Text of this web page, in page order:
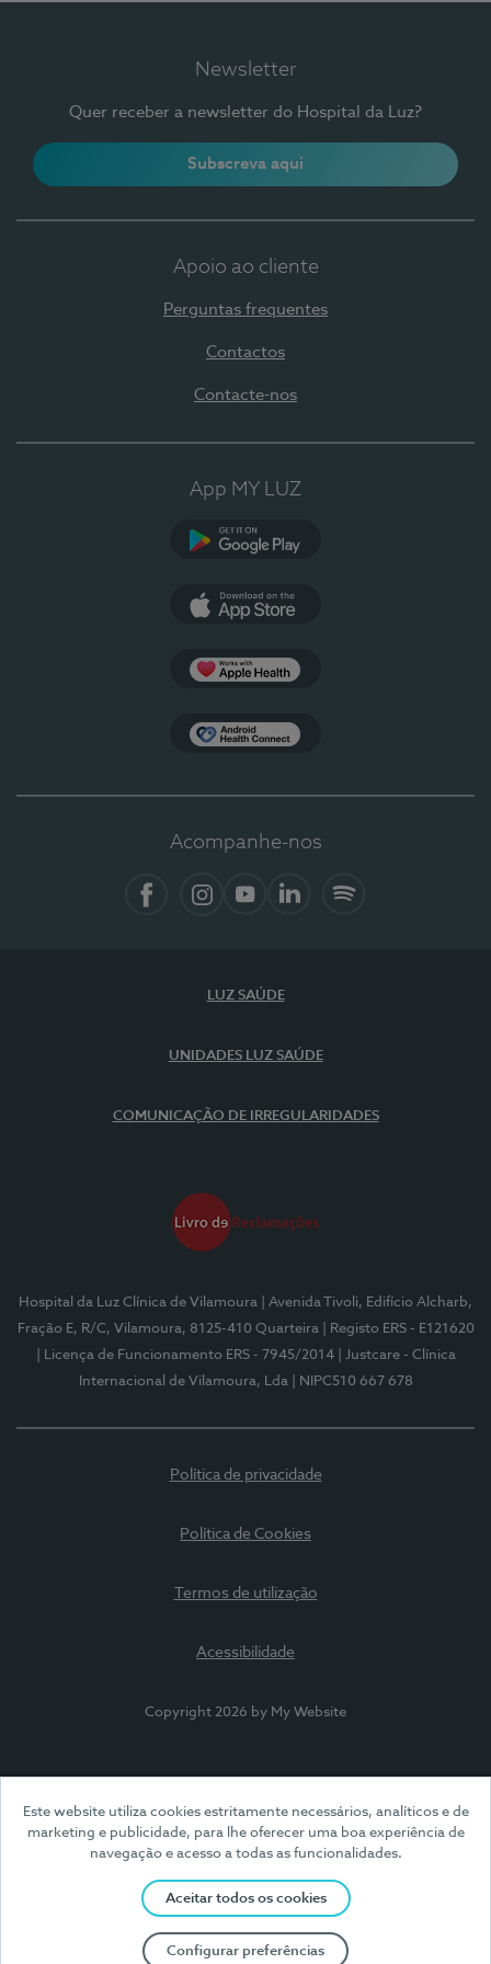
Este website utiliza cookies estritamente necessários, analíticos e de
marketing e publicidade, para lhe oferecer uma boa experiência de
navegação e acesso a todas as funcionalidades.
Aceitar todos os cookies
Configurar preferências
Newsletter
Quer receber a newsletter do Hospital da Luz?
Subscreva aqui
Apoio ao cliente
Perguntas frequentes
Contactos
Contacte-nos
App MY LUZ
Acompanhe-nos
LUZ SAÚDE
UNIDADES LUZ SAÚDE
COMUNICAÇÃO DE IRREGULARIDADES
Hospital da Luz Clínica de Vilamoura
| Avenida Tivoli, Edifício Alcharb,
Fração E, R/C, Vilamoura, 8125-410 Quarteira
| Registo ERS - E121620
| Licença de Funcionamento ERS - 7945/2014
| Justcare - Clínica
Internacional de Vilamoura, Lda
| NIPC510 667 678
Política de privacidade
Política de Cookies
Termos de utilização
Acessibilidade
Copyright 2026 by My Website